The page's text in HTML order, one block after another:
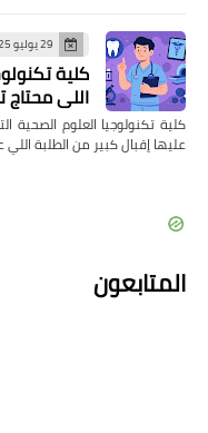
29 يوليو 2025
كلية
اللي محتاج
كلية تكنولوجيا العلوم الصحية
عليها إقبال كبير من الطلبة
المتابعون